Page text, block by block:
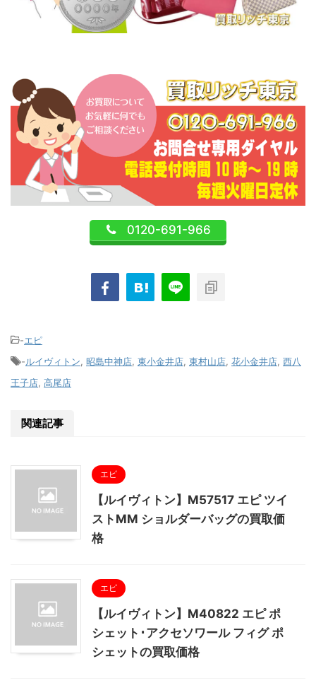
0120-691-966
-エピ
-ルイヴィトン 昭島中神店 東小金井店 東村山店 花小金井店 西八
王子店 高尾店
関連記事
エピ
【ルイヴィトン】M57517 エピ ツイ
ストMM ショルダーバッグの買取価
格
エピ
【ルイヴィトン】M40822 エピ ポ
シェット･アクセソワール フィグ ポ
シェットの買取価格